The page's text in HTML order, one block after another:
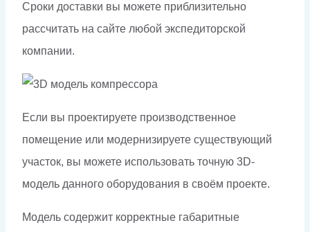
Сроки доставки вы можете приблизительно
рассчитать на сайте любой экспедиторской
компании.
Если вы проектируете производственное
помещение или модернизируете существующий
участок, вы можете использовать точную 3D-
модель данного оборудования в своём проекте.
Модель содержит корректные габаритные